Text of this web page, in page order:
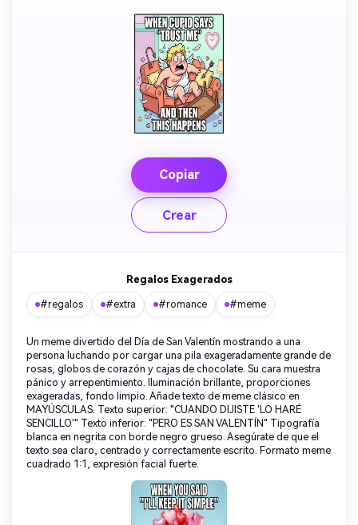
Copiar
Crear
Regalos Exagerados
#regalos #extra #romance #meme
Un meme divertido del Día de San Valentín mostrando a una
persona luchando por cargar una pila exageradamente grande de
rosas, globos de corazón y cajas de chocolate. Su cara muestra
pánico y arrepentimiento. Iluminación brillante, proporciones
exageradas, fondo limpio. Añade texto de meme clásico en
MAYÚSCULAS. Texto superior: "CUANDO DIJISTE 'LO HARÉ
SENCILLO'" Texto inferior: "PERO ES SAN VALENTÍN" Tipografía
blanca en negrita con borde negro grueso. Asegúrate de que el
texto sea claro, centrado y correctamente escrito. Formato meme
cuadrado 1:1, expresión facial fuerte.